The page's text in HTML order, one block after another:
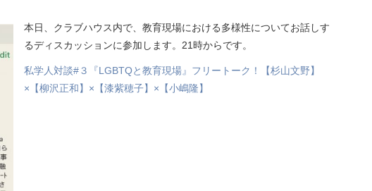
本日、クラブハウス内で、教育現場における多様性についてお話しす
るディスカッションに参加します。21時からです。
私学人対談#３『LGBTQと教育現場』フリートーク！【杉山文野】
×【柳沢正和】×【漆紫穂子】×【小嶋隆】